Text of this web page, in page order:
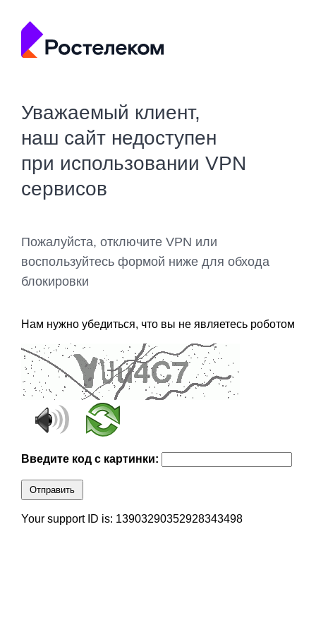
Уважаемый клиент,
наш сайт недоступен
при использовании VPN
сервисов
Пожалуйста, отключите VPN или
воспользуйтесь формой ниже для обхода
блокировки
Нам нужно убедиться, что вы не являетесь роботом
Введите код с картинки:
Отправить
Your support ID is: 13903290352928343498